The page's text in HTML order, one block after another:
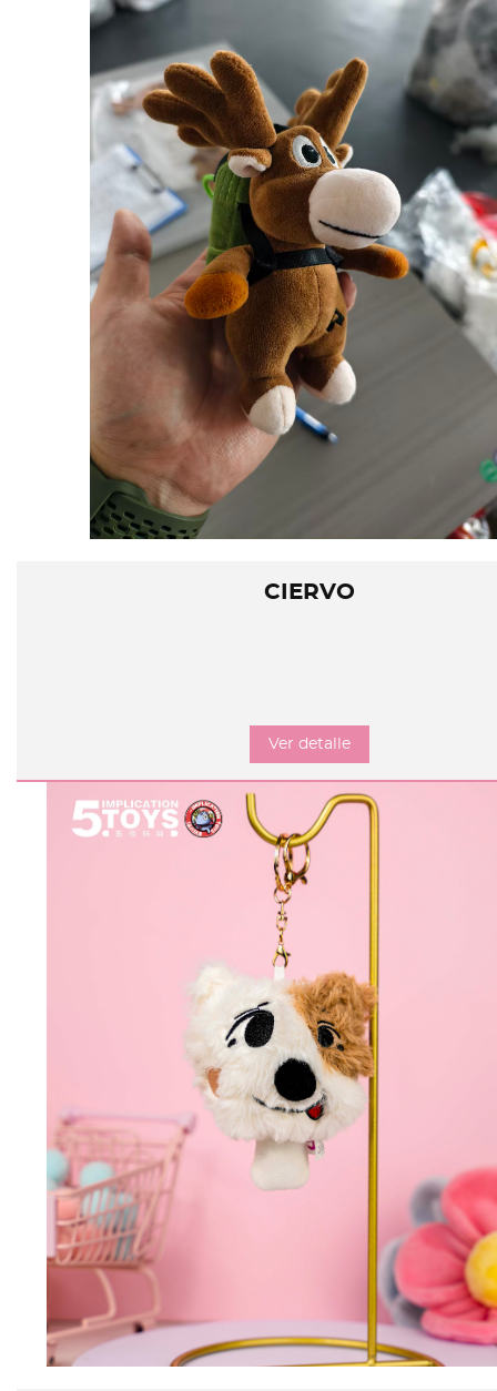
CIERVO
Ver detalle